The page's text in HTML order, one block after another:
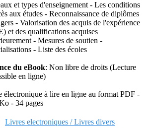
et types d'enseignement - Les conditions
aux études - Reconnaissance de diplômes
- Valorisation des acquis de l'expérience
et des qualifications acquises
- Mesures de soutien -
- Liste des écoles
du eBook: Non libre de droits (Lecture
en ligne)
électronique à lire en ligne au format PDF -
- 34 pages
Livres electroniques / Livres divers